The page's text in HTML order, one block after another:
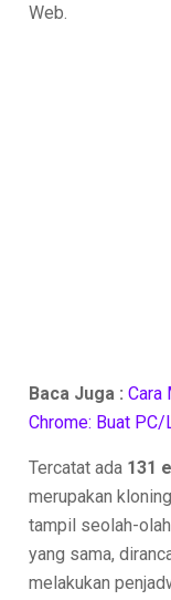
Web.
Baca Juga :Cara
Chrome: Buat
Tercatat ada 131
merupakan
tampil seolah-
yang sama,
melakukan